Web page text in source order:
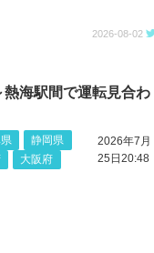
2026-08-02
海駅間で運転見合わ
静岡県
大阪府
2026年7月
25日20:48